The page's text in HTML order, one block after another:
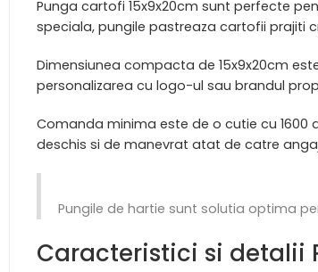
Punga cartofi 15x9x20cm sunt perfecte
speciala, pungile pastreaza cartofii prajiti
Dimensiunea compacta de 15x9x20cm
personalizarea cu logo-ul sau brandul
Comanda minima este de o cutie cu 1600
deschis si de manevrat atat de catre
Pungile de hartie sunt solutia optima
Caracteristici si detalii